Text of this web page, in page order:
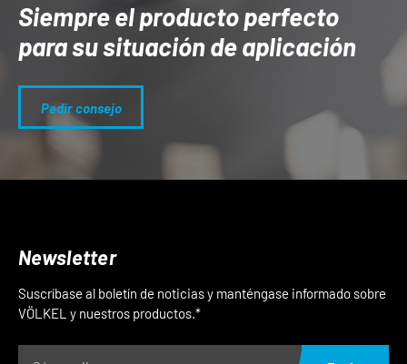
Siempre el producto perfecto
para su situación de aplicación
Pedir consejo
Newsletter
Suscríbase al boletín de noticias y manténgase informado sobre
VÖLKEL y nuestros productos.*